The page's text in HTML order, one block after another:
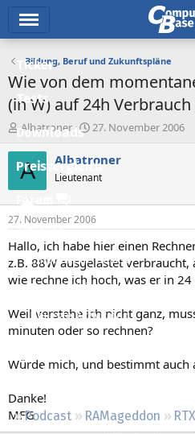
Ticker
Tests
Downloads
Preisvergleich
Forum
Aktuelles
Empfohlene Inhalte
Neue Beiträge
Neueste Aktivitäten
Regeln
Podcast RAMageddon
Bildung, Beruf und Zukunftspläne
Wie von dem
(in W) auf 24h
E
r
s
t
e
r
Albatroner
E
s
e
l
t
a
m
27. November 2006
A Albatroner
Lieutenant
27. November 2006
Hallo, ich habe hier einen
z.B. 88W ausgelastet
wie rechne ich hoch, was er in
Weil verstehe ich nicht ganz,
minuten oder so rechnen?
Würde mich, und bestimmt auch
Danke!
MFG